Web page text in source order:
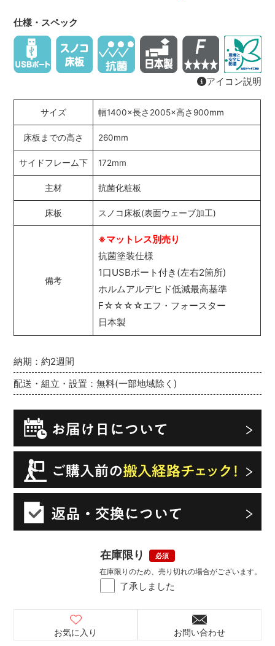
納期：約2週間
配送・組立・設置：無料(一部地域除く)
在庫限り
了承しました
在庫限りのため、売り切れの場合がございます。
お気に入り お問い合わせ
仕様・スペック
アイコン説明
サイズ 幅1400×長さ2005×高さ900mm
床板までの高さ 260mm
サイドフレーム下 172mm
主材 抗菌化粧板
床板 スノコ床板(表面ウェーブ加工)
備考
※マットレス別売り
抗菌塗装仕様
1口USBポート付き(左右2箇所)
ホルムアルデヒド低減最高基準
F☆☆☆☆エフ・フォースター
日本製